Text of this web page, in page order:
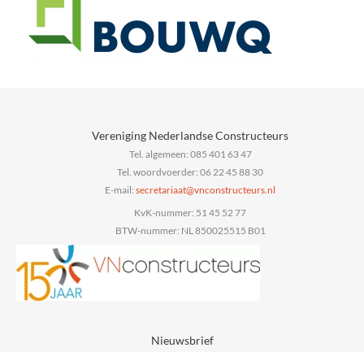
Vereniging Nederlandse Constructeurs
Tel. algemeen: 085 401 63 47
Tel. woordvoerder: 06 22 45 88 30
E-mail:
ln.sruetcurtsnocnv
@taairaterces
KvK-nummer: 51 45 52 77
BTW-nummer: NL 850025515 B01
Nieuwsbrief